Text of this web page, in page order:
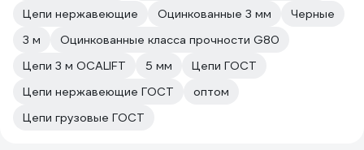
Цепи нержавеющие
Оцинкованные 3 мм
Черные
3 м
Оцинкованные класса прочности G80
Цепи 3 м OCALIFT
5 мм
Цепи ГОСТ
Цепи нержавеющие ГОСТ
оптом
Цепи грузовые ГОСТ